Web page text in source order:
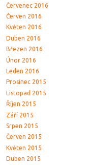
Červenec 2016
Červen 2016
Květen 2016
Duben 2016
Březen 2016
Únor 2016
Leden 2016
Prosinec 2015
Listopad 2015
Říjen 2015
Září 2015
Srpen 2015
Červen 2015
Květen 2015
Duben 2015